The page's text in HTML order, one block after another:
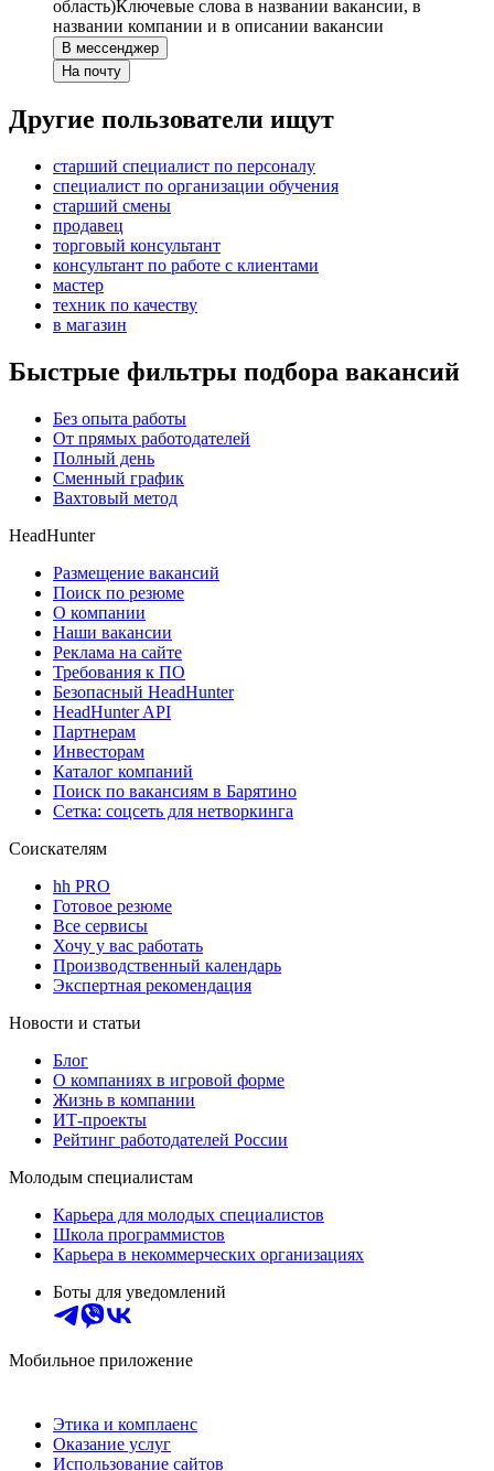
область)Ключевые слова в названии вакансии, в
названии компании и в описании вакансии
В мессенджер
На почту
Другие пользователи ищут
старший специалист по персоналу
специалист по организации обучения
старший смены
продавец
торговый консультант
консультант по работе с клиентами
мастер
техник по качеству
в магазин
Быстрые фильтры подбора вакансий
Без опыта работы
От прямых работодателей
Полный день
Сменный график
Вахтовый метод
HeadHunter
Размещение вакансий
Поиск по резюме
О компании
Наши вакансии
Реклама на сайте
Требования к ПО
Безопасный HeadHunter
HeadHunter API
Партнерам
Инвесторам
Каталог компаний
Поиск по вакансиям в Барятино
Сетка: соцсеть для нетворкинга
Соискателям
hh PRO
Готовое резюме
Все сервисы
Хочу у вас работать
Производственный календарь
Экспертная рекомендация
Новости и статьи
Блог
О компаниях в игровой форме
Жизнь в компании
ИТ-проекты
Рейтинг работодателей России
Молодым специалистам
Карьера для молодых специалистов
Школа программистов
Карьера в некоммерческих организациях
Боты для уведомлений
Мобильное приложение
Этика и комплаенс
Оказание услуг
Использование сайтов